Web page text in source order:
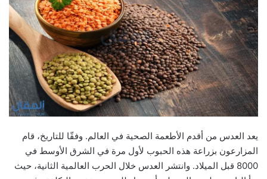
يعد العدس من أقدم الأطعمة الصحية في العالم. وفقّا للتاريخ، قام
المزارعون بزراعة هذه الحبوب لأول مرة في الشرق الأوسط في
8000 قبل الميلاد. وانتشر العدس خلال الحرب العالمية الثانية، حيث